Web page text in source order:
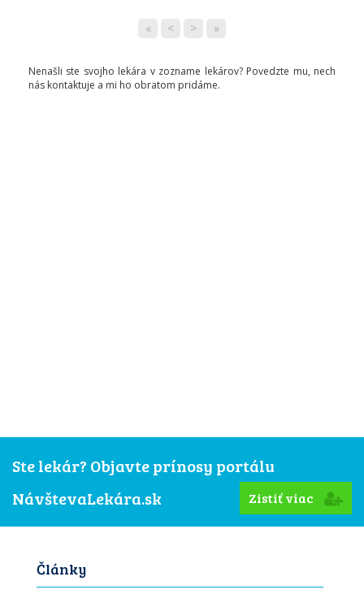
« < > »
Nenašli ste svojho lekára v zozname lekárov? Povedzte mu, nech
nás kontaktuje a mi ho obratom pridáme.
Ste lekár? Objavte prínosy portálu
NávštevaLekára.sk
Zistiť viac
Články